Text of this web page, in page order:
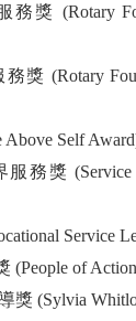
界：記3481地區
服務與理解編織正
舉行
屆地區年會
獎 (Rotary
獎 (Rotary
Self
務獎 (Service
Service
(People of
獎 (Sylvia